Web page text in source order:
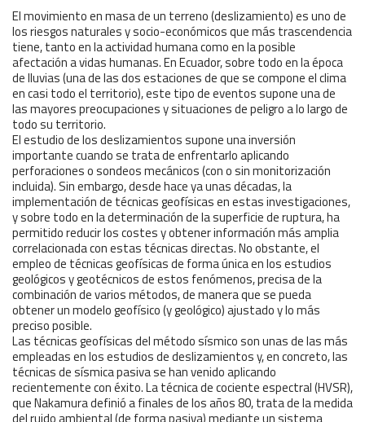
El movimiento en masa de un terreno (deslizamiento) es uno de
los riesgos naturales y socio-económicos que más trascendencia
tiene, tanto en la actividad humana como en la posible
afectación a vidas humanas. En Ecuador, sobre todo en la época
de lluvias (una de las dos estaciones de que se compone el clima
en casi todo el territorio), este tipo de eventos supone una de
las mayores preocupaciones y situaciones de peligro a lo largo de
todo su territorio.
El estudio de los deslizamientos supone una inversión
importante cuando se trata de enfrentarlo aplicando
perforaciones o sondeos mecánicos (con o sin monitorización
incluida). Sin embargo, desde hace ya unas décadas, la
implementación de técnicas geofísicas en estas investigaciones,
y sobre todo en la determinación de la superficie de ruptura, ha
permitido reducir los costes y obtener información más amplia
correlacionada con estas técnicas directas. No obstante, el
empleo de técnicas geofísicas de forma única en los estudios
geológicos y geotécnicos de estos fenómenos, precisa de la
combinación de varios métodos, de manera que se pueda
obtener un modelo geofísico (y geológico) ajustado y lo más
preciso posible.
Las técnicas geofísicas del método sísmico son unas de las más
empleadas en los estudios de deslizamientos y, en concreto, las
técnicas de sísmica pasiva se han venido aplicando
recientemente con éxito. La técnica de cociente espectral (HVSR),
que Nakamura definió a finales de los años 80, trata de la medida
del ruido ambiental (de forma pasiva) mediante un sistema